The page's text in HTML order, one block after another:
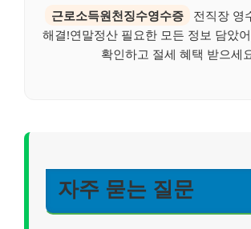
근로소득원천징수영수증
전직장 영
해결!연말정산 필요한 모든 정보 담았
확인하고 절세 혜택 받으세
자주 묻는 질문